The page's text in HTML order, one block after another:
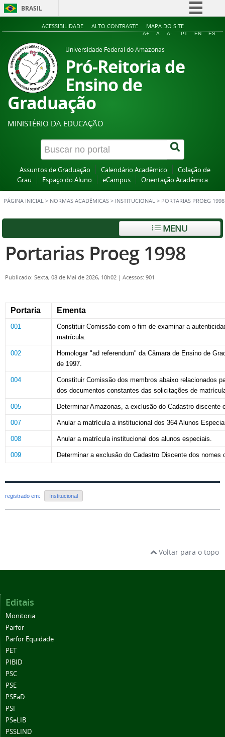
BRASIL
Simplifique!
Acesso à informação
ACESSIBILIDADE ALTO CONTRASTE MAPA DO SITE
A+ A A- PT EN ES
Universidade Federal do Amazonas
Pró-Reitoria de
Ensino de
Graduação
MINISTÉRIO DA EDUCAÇÃO
Assuntos de Graduação Calendário Acadêmico
Colação de
Grau
Espaço do Aluno eCampus Orientação Acadêmica
PÁGINA INICIAL > NORMAS ACADÊMICAS > INSTITUCIONAL > PORTARIAS PROEG 1998
MENU
Portarias Proeg 1998
Publicado: Sexta, 08 de Mai de 2026, 10h02 | Acessos: 901
Portaria Ementa
001
Constituir Comissão com o fim de examinar a
matrícula.
002
Homologar "ad referendum" da Câmara de Ensino de
de 1997.
004
Constituir Comissão dos membros abaixo relacionados
dos documentos constantes das solicitações de
005 Determinar Amazonas, a exclusão do Cadastro
007 Anular a matrícula a institucional dos 364 Alunos
008 Anular a matrícula institucional dos alunos especiais.
009 Determinar a exclusão do Cadastro Discente dos nomes
registrado em: Institucional
Voltar para o topo
Editais
Monitoria
Parfor
Parfor Equidade
PET
PIBID
PSC
PSE
PSEaD
PSI
PSeLIB
PSSLIND